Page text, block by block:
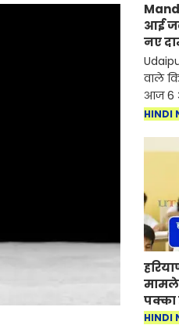
आई
नए
वाले
आज 6
आज
300
HINDI
मामले
पक्का
HINDI